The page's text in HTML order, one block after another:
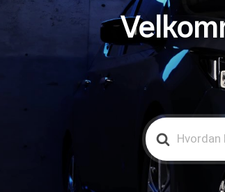
Search
For